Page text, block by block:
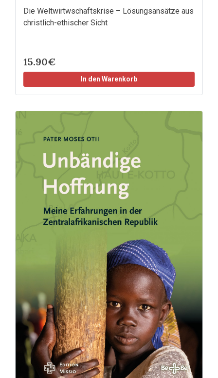
Die Weltwirtwschaftskrise – Lösungsansätze aus
christlich-ethischer Sicht
15.90€
In den Warenkorb